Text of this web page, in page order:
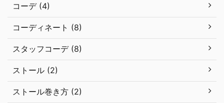
コーデ (4)
コーディネート (8)
スタッフコーデ (8)
ストール (2)
ストール巻き方 (2)